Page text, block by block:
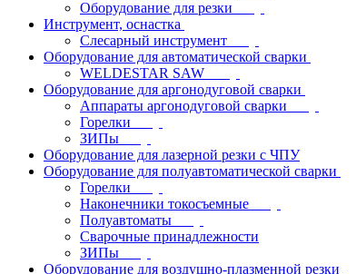
Оборудование для резки
Инструмент, оснастка
Слесарный инструмент
Оборудование для автоматической сварки
WELDESTAR SAW
Оборудование для аргонодуговой сварки
Аппараты аргонодуговой сварки
Горелки
ЗИПы
Оборудование для лазерной резки с ЧПУ
Оборудование для полуавтоматической сварки
Горелки
Наконечники токосъемные
Полуавтоматы
Сварочные принадлежности
ЗИПы
Оборудование для воздушно-плазменной резки